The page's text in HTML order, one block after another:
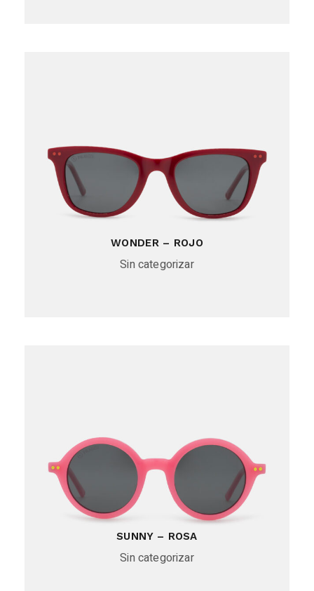
WONDER – ROJO
Sin categorizar
SUNNY – ROSA
Sin categorizar